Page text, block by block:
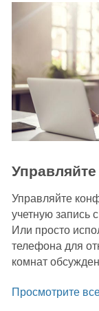
Управляйте
учетную запись
Или просто
телефона для
комнат
Просмотрите